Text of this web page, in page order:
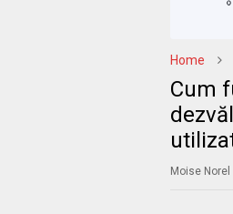
Home
Cum
Moise Norel